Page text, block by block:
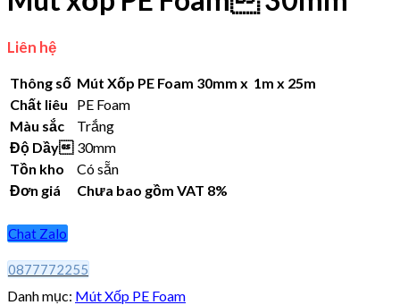
Liên hệ
Thông số Mút Xốp PE Foam 30mm x 1m x 25m
Chất liêu
PE Foam
Màu sắc
Trắng
Độ Dầy 30mm
Tồn kho
Có sẵn
Đơn giá
Chưa bao gồm VAT 8%
Chat Zalo
0877772255
Danh mục: Mút Xốp PE Foam